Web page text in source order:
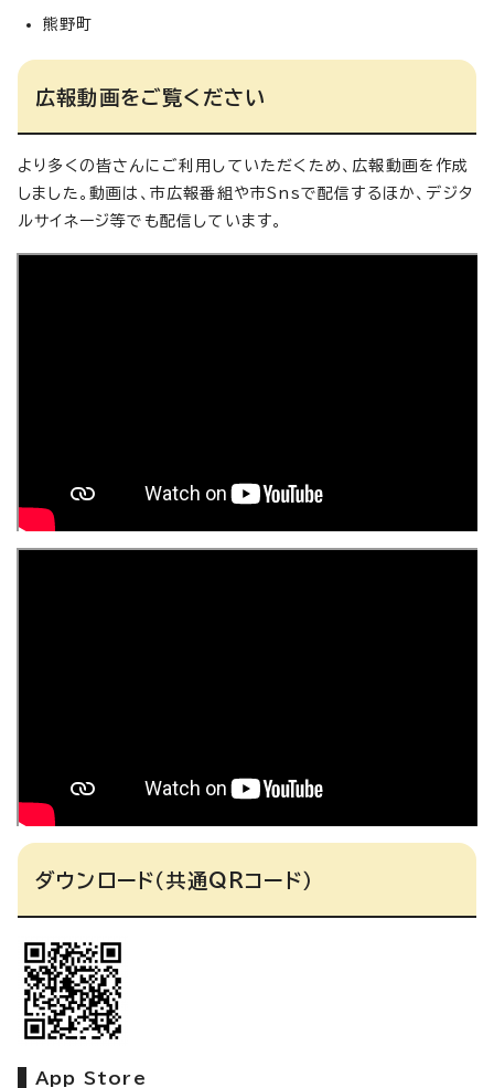
熊野町
広報動画をご覧ください
より多くの皆さんにご利用していただくため、広報動画を作成
しました。動画は、市広報番組や市Snsで配信するほか、デジタ
ルサイネージ等でも配信しています。
ダウンロード（共通QRコード）
App Store